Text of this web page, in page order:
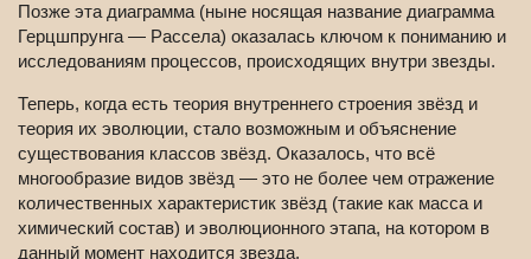
Позже эта диаграмма (ныне носящая название диаграмма
Герцшпрунга — Рассела) оказалась ключом к пониманию и
исследованиям процессов, происходящих внутри звезды.
Теперь, когда есть теория внутреннего строения звёзд и
теория их эволюции, стало возможным и объяснение
существования классов звёзд. Оказалось, что всё
многообразие видов звёзд — это не более чем отражение
количественных характеристик звёзд (такие как масса и
химический состав) и эволюционного этапа, на котором в
данный момент находится звезда.